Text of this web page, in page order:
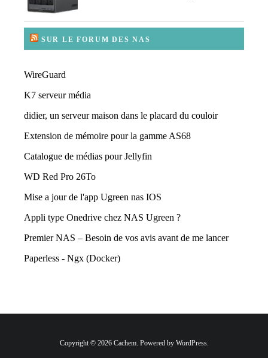
SUR LE FORUM DES NAS
WireGuard
K7 serveur média
didier, un serveur maison dans le placard du couloir
Extension de mémoire pour la gamme AS68
Catalogue de médias pour Jellyfin
WD Red Pro 26To
Mise a jour de l'app Ugreen nas IOS
Appli type Onedrive chez NAS Ugreen ?
Premier NAS – Besoin de vos avis avant de me lancer
Paperless - Ngx (Docker)
Copyright © 2026 Cachem. Powered by WordPress.